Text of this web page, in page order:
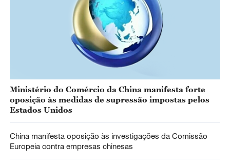
Ministério do Comércio da China manifesta forte
oposição às medidas de supressão impostas pelos
Estados Unidos
China manifesta oposição às investigações da Comissão
Europeia contra empresas chinesas